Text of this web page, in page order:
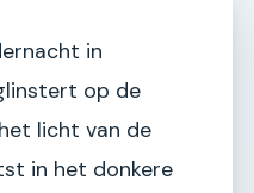
in
op de
licht van de
in het donkere